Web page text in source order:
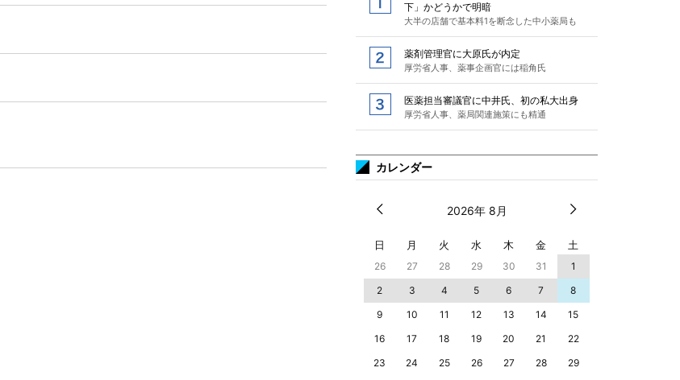
下」かどうかで明暗
大半の店舗で基本料1を断念した中小薬局も
薬剤管理官に大原氏が内定
厚労省人事、薬事企画官には稲角氏
医薬担当審議官に中井氏、初の私大出身
厚労省人事、薬局関連施策にも精通
カレンダー
2026年 8月
日 月 火 水 木 金 土
26 27 28 29 30 31
1
2
3 4 5 6 7
8
9
10 11 12 13 14
15
16
17 18 19 20 21
22
23
24 25 26 27 28
29